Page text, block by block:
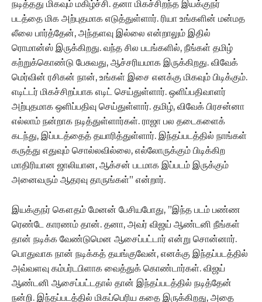
நடித்தது மிகவும் மகிழ்ச்சி. தனா மிகச்சிறந்த இயக்குநர்
படத்தை மிக அற்புதமாக எடுத்துள்ளார். ரியா உங்களின் மன்மத
லீலை பார்த்தேன், அந்தளவு இல்லை என்றாலும் இதில்
ரொமான்ஸ் இருக்கிறது. வந்த சில படங்களில், நீங்கள் தமிழ்
கற்றுக்கொண்டு பேசுவது, ஆச்சரியமாக இருக்கிறது. விவேக்
மெர்வின் ரசிகன் நான், உங்கள் இசை எனக்கு மிகவும் பிடிக்கும்.
எடிட்டர் மிகச்சிறப்பாக எடிட் செய்துள்ளார். ஒளிப்பதிவாளர்
அற்புதமாக ஒளிப்பதிவு செய்துள்ளார். தமிழ், விவேக் பிரசன்னா
எல்லாம் நன்றாக நடித்துள்ளார்கள். ராஜா பல தடைகளைக்
கடந்து, இப்படத்தைத் தயாரித்துள்ளார். இந்தப்படத்தில் நாங்கள்
கருத்து எதுவும் சொல்லவில்லை, எல்லோருக்கும் பிடிக்கிற
மாதிரியான ஜாலியான, ஆக்சன் படமாக இப்படம் இருக்கும்
அனைவரும் ஆதரவு தாருங்கள்” என்றார்.
இயக்குநர் கௌதம் மேனன் பேசியபோது, ”இந்த படம் பண்ண
ரெண்டே காரணம் தான். தனா, அவர் விஜய் ஆண்டனி நீங்கள்
தான் நடிக்க வேண்டுமென ஆசைப்பட்டார் என்று சொன்னார்.
பொதுவாக நான் நடிக்கத் தயங்குவேன், எனக்கு இந்தப்படத்தில்
அவ்வளவு கம்பர்டபிளாக வைத்துக் கொண்டார்கள். விஜய்
ஆண்டனி ஆசைப்பட்டதால் தான் இந்தப்படத்தில் நடித்தேன்
நன்றி. இந்தப்படத்தில் மிகப்பெரிய கதை இருக்கிறது, அதை